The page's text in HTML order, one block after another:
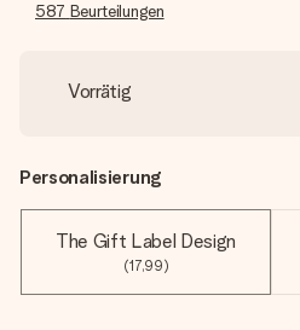
587 Beurteilungen
Vorrätig
Personalisierung
The Gift Label Design
(17,99)